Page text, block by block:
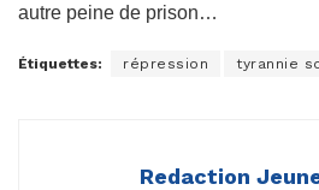
autre peine de prison…
Étiquettes: répression tyrannie
Redaction